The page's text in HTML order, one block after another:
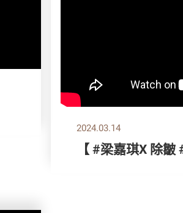
2024.03.14
【 #梁嘉琪X 除